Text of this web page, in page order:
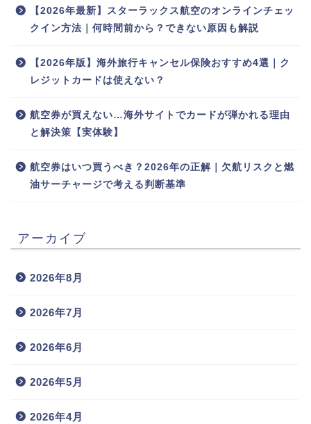
【2026年最新】スターラックス航空のオンラインチェッ
クイン方法｜何時間前から？できない原因も解説
【2026年版】海外旅行キャンセル保険おすすめ4選｜ク
レジットカードは使えない？
航空券が買えない…海外サイトでカードが弾かれる理由
と解決策【実体験】
航空券はいつ買うべき？2026年の正解｜欠航リスクと燃
油サーチャージで考える判断基準
アーカイブ
2026年8月
2026年7月
2026年6月
2026年5月
2026年4月